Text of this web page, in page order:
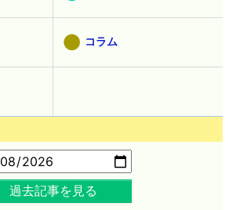
コラム
過去記事を見る